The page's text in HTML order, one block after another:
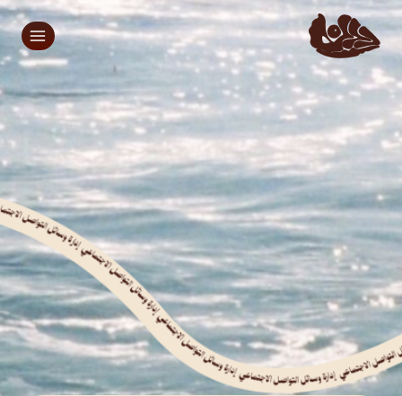
علامتك صوتها مسموع مع خدمة
إدارة وسائل التواصل الاجتماعي.
مع دانة حساباتك راح تتحول لأداة تسويقية تولّد
اطلب الخدمة الان